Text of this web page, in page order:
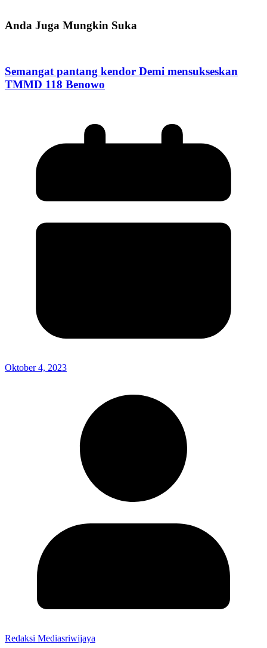
Anda Juga Mungkin Suka
Semangat pantang kendor Demi mensukseskan
TMMD 118 Benowo
Oktober 4, 2023
Redaksi Mediasriwijaya